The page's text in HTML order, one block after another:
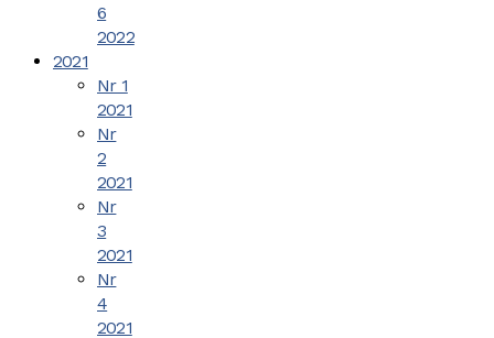
6
2022
2021
Nr 1
2021
Nr
2
2021
Nr
3
2021
Nr
4
2021